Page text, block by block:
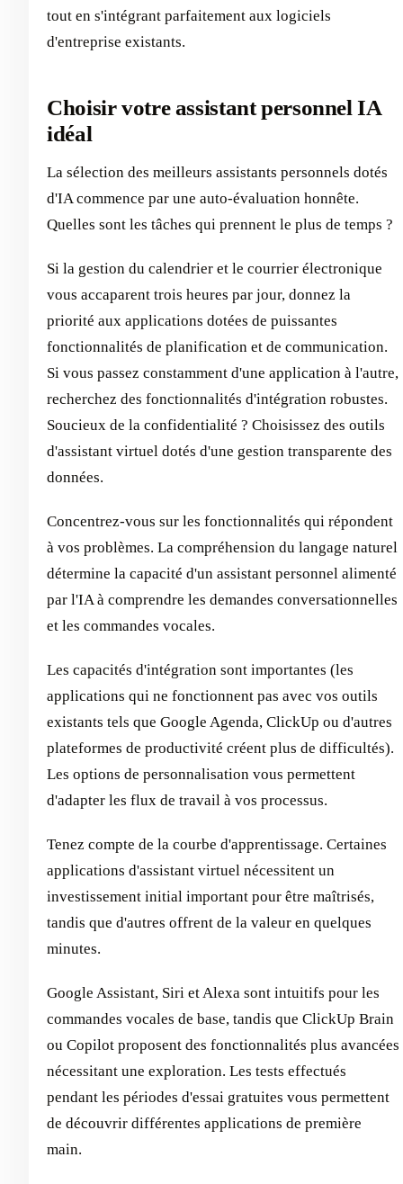
tout en s'intégrant parfaitement aux logiciels
d'entreprise existants.
Choisir votre assistant personnel IA
idéal
La sélection des meilleurs assistants personnels dotés
d'IA commence par une auto-évaluation honnête.
Quelles sont les tâches qui prennent le plus de temps ?
Si la gestion du calendrier et le courrier électronique
vous accaparent trois heures par jour, donnez la
priorité aux applications dotées de puissantes
fonctionnalités de planification et de communication.
Si vous passez constamment d'une application à l'autre,
recherchez des fonctionnalités d'intégration robustes.
Soucieux de la confidentialité ? Choisissez des outils
d'assistant virtuel dotés d'une gestion transparente des
données.
Concentrez-vous sur les fonctionnalités qui répondent
à vos problèmes. La compréhension du langage naturel
détermine la capacité d'un assistant personnel alimenté
par l'IA à comprendre les demandes conversationnelles
et les commandes vocales.
Les capacités d'intégration sont importantes (les
applications qui ne fonctionnent pas avec vos outils
existants tels que Google Agenda, ClickUp ou d'autres
plateformes de productivité créent plus de difficultés).
Les options de personnalisation vous permettent
d'adapter les flux de travail à vos processus.
Tenez compte de la courbe d'apprentissage. Certaines
applications d'assistant virtuel nécessitent un
investissement initial important pour être maîtrisés,
tandis que d'autres offrent de la valeur en quelques
minutes.
Google Assistant, Siri et Alexa sont intuitifs pour les
commandes vocales de base, tandis que ClickUp Brain
ou Copilot proposent des fonctionnalités plus avancées
nécessitant une exploration. Les tests effectués
pendant les périodes d'essai gratuites vous permettent
de découvrir différentes applications de première
main.